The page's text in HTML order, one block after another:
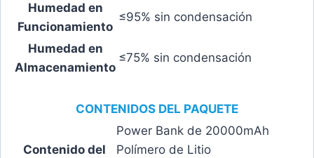
Humedad en
Funcionamiento
≤95% sin condensación
Humedad en
Almacenamiento
≤75% sin condensación
CONTENIDOS DEL PAQUETE
Contenido del
Power Bank de 20000mAh
Polímero de Litio